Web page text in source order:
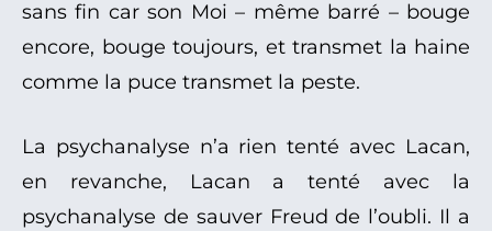
sans fin car son Moi – même barré – bouge
encore, bouge toujours, et transmet la haine
comme la puce transmet la peste.
La psychanalyse n’a rien tenté avec Lacan,
en revanche, Lacan a tenté avec la
psychanalyse de sauver Freud de l’oubli. Il a